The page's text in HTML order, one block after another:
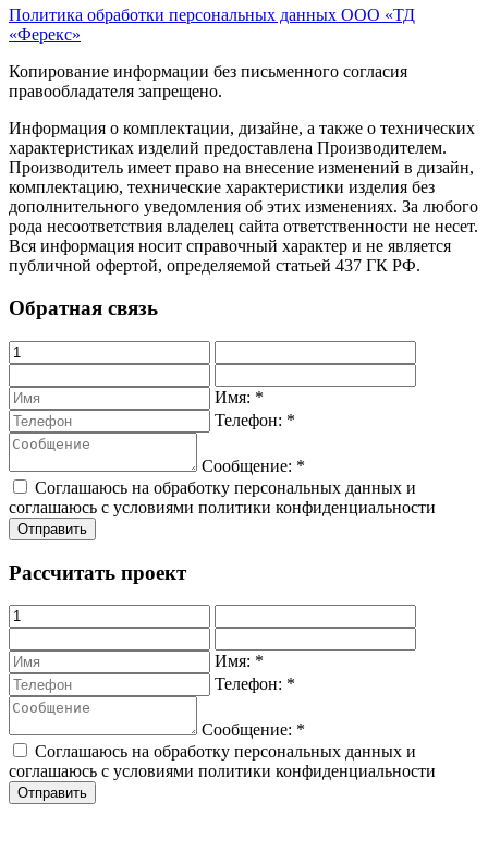
Политика обработки персональных данных ООО «ТД
«Ферекс»
Копирование информации без письменного согласия
правообладателя запрещено.
Информация о комплектации, дизайне, а также о технических
характеристиках изделий предоставлена Производителем.
Производитель имеет право на внесение изменений в дизайн,
комплектацию, технические характеристики изделия без
дополнительного уведомления об этих изменениях. За любого
рода несоответствия владелец сайта ответственности не несет.
Вся информация носит справочный характер и не является
публичной офертой, определяемой статьей 437 ГК РФ.
Обратная связь
Имя: *
Телефон: *
Сообщение: *
Соглашаюсь на обработку персональных данных и
соглашаюсь с условиями политики конфиденциальности
Рассчитать проект
Имя: *
Телефон: *
Сообщение: *
Соглашаюсь на обработку персональных данных и
соглашаюсь с условиями политики конфиденциальности